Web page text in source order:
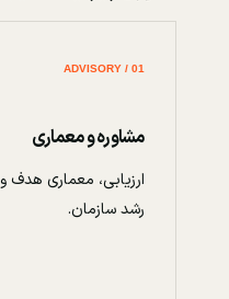
01 / ADVISORY
مشاوره و معماری
ارزیابی، معماری هدف
رشد سازمان.